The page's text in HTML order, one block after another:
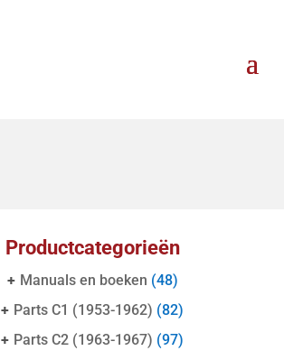
Productcategorieën
+ Manuals en boeken (48)
+ Parts C1 (1953-1962) (82)
+ Parts C2 (1963-1967) (97)